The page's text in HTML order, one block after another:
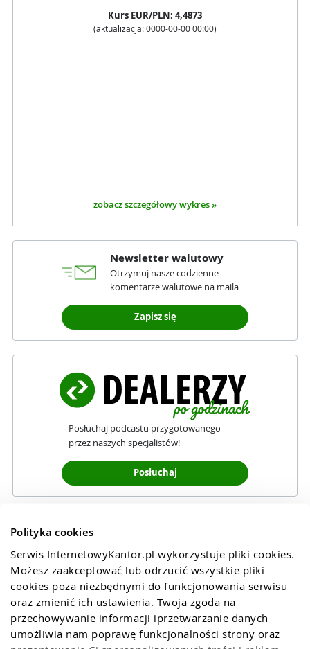
Polityka cookies
Serwis InternetowyKantor.pl wykorzystuje pliki cookies.
Możesz zaakceptować lub odrzucić wszystkie pliki
cookies poza niezbędnymi do funkcjonowania serwisu
oraz zmienić ich ustawienia. Twoja zgoda na
przechowywanie informacji iprzetwarzanie danych
umożliwia nam poprawę funkcjonalności strony oraz
Kurs EUR/PLN: 4,4873
(aktualizacja: 0000-00-00 00:00)
zobacz szczegółowy wykres »
Newsletter walutowy
Otrzymuj nasze codzienne
komentarze walutowe na maila
Zapisz się
Posłuchaj podcastu przygotowanego
przez naszych specjalistów!
Posłuchaj